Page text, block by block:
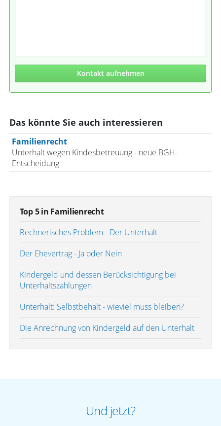
Kontakt aufnehmen
Das könnte Sie auch interessieren
Familienrecht
Unterhalt wegen Kindesbetreuung - neue BGH-
Entscheidung
Top 5 in Familienrecht
Rechnerisches Problem - Der Unterhalt
Der Ehevertrag - Ja oder Nein
Kindergeld und dessen Berücksichtigung bei
Unterhaltszahlungen
Unterhalt: Selbstbehalt - wieviel muss bleiben?
Die Anrechnung von Kindergeld auf den Unterhalt
Und jetzt?